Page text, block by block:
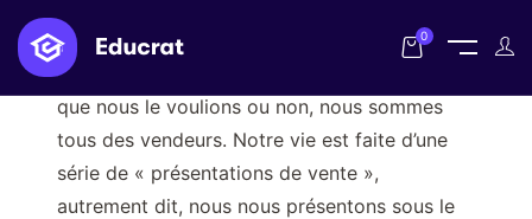
0
Comme je l’ai dit dans ma dernière chronique,
que nous le voulions ou non, nous sommes
tous des vendeurs. Notre vie est faite d’une
série de « présentations de vente »,
autrement dit, nous nous présentons sous le